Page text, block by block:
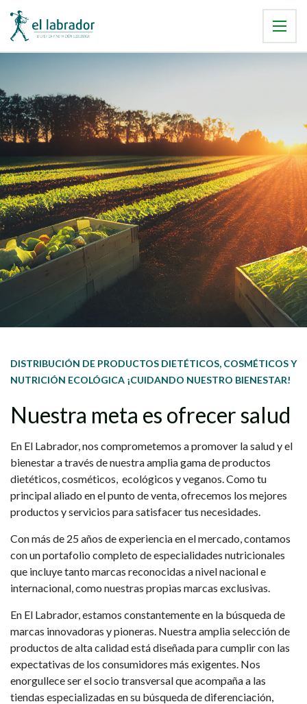
DISTRIBUCIÓN DE PRODUCTOS DIETÉTICOS, COSMÉTICOS Y
NUTRICIÓN ECOLÓGICA ¡CUIDANDO NUESTRO BIENESTAR!
Nuestra meta es ofrecer salud
En El Labrador, nos comprometemos a promover la salud y el
bienestar a través de nuestra amplia gama de productos
dietéticos, cosméticos, ecológicos y veganos. Como tu
principal aliado en el punto de venta, ofrecemos los mejores
productos y servicios para satisfacer tus necesidades.
Con más de 25 años de experiencia en el mercado, contamos
con un portafolio completo de especialidades nutricionales
que incluye tanto marcas reconocidas a nivel nacional e
internacional, como nuestras propias marcas exclusivas.
En El Labrador, estamos constantemente en la búsqueda de
marcas innovadoras y pioneras. Nuestra amplia selección de
productos de alta calidad está diseñada para cumplir con las
expectativas de los consumidores más exigentes. Nos
enorgullece ser el socio transversal que acompaña a las
tiendas especializadas en su búsqueda de diferenciación,